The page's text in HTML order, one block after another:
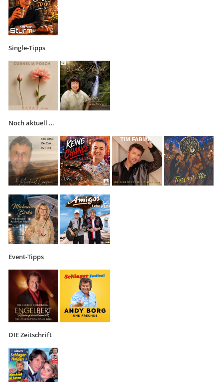
Single-Tipps
Noch aktuell …
Event-Tipps
DIE Zeitschrift